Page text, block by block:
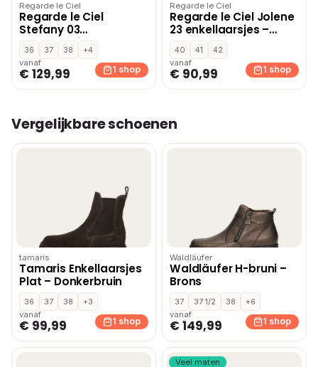
Regarde le Ciel
Regarde le Ciel
Stefany 03
enkellaarsjes –
Cognac
36 37 38
+4
vanaf
€ 129,99 1 shop
Regarde le Ciel
Regarde le Ciel Jolene
23 enkellaarsjes –
Cognac
40 41
42
vanaf
€ 90,99 1 shop
Vergelijkbare schoenen
tamaris
Tamaris Enkellaarsjes
Plat – Donkerbruin
36 37 38
+3
vanaf
€ 99,99 1 shop
Waldläufer
Waldläufer H-bruni –
Brons
37 37 1/2 38
+6
vanaf
€ 149,99 1 shop
Veel maten